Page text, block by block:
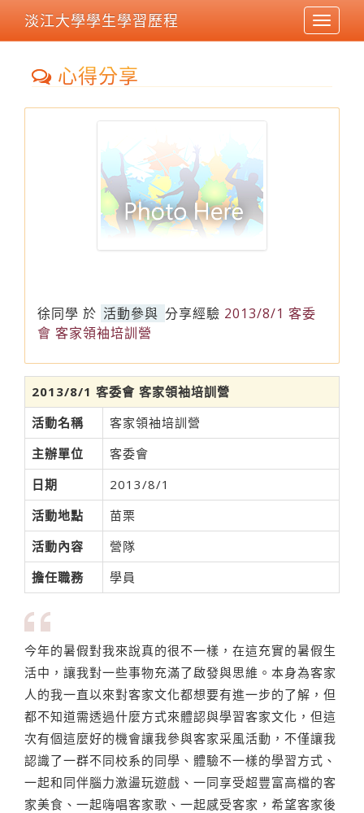
Toggle
淡江大學學生學習歷程
心得分享
徐同學 於 活動參與 分享經驗 2013/8/1 客委
會 客家領袖培訓營
2013/8/1 客委會 客家領袖培訓營
活動名稱
客家領袖培訓營
主辦單位
客委會
日期
2013/8/1
活動地點
苗栗
活動內容
營隊
擔任職務
學員
今年的暑假對我來說真的很不一樣，在這充實的暑假生
活中，讓我對一些事物充滿了啟發與思維。本身為客家
人的我一直以來對客家文化都想要有進一步的了解，但
都不知道需透過什麼方式來體認與學習客家文化，但這
次有個這麼好的機會讓我參與客家采風活動，不僅讓我
認識了一群不同校系的同學、體驗不一樣的學習方式、
一起和同伴腦力激盪玩遊戲、一同享受超豐富高檔的客
家美食、一起嗨唱客家歌、一起感受客家，希望客家後